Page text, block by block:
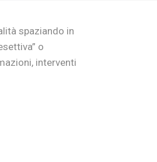
spaziando in
o
interventi